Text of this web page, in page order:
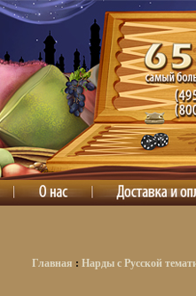
Главная : Нарды с Русской